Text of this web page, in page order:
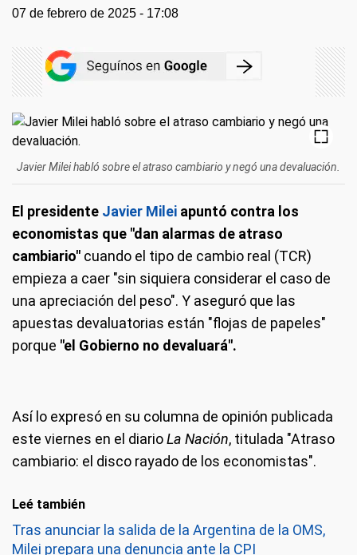
07 de febrero de 2025 - 17:08
Javier Milei habló sobre el atraso cambiario y negó una devaluación.
El presidente Javier Milei apuntó contra los
economistas que "dan alarmas de atraso
cambiario" cuando el tipo de cambio real (TCR)
empieza a caer "sin siquiera considerar el caso de
una apreciación del peso". Y aseguró que las
apuestas devaluatorias están "flojas de papeles"
porque "el Gobierno no devaluará".
Así lo expresó en su columna de opinión publicada
este viernes en el diarioLa Nación, titulada "Atraso
cambiario: el disco rayado de los economistas".
Leé también
Tras anunciar la salida de la Argentina de la OMS,
Milei prepara una denuncia ante la CPI